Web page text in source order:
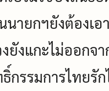
ายกฯยังต้องเ
ยังแกะไม่ออกจ
กรรมการไทยรั